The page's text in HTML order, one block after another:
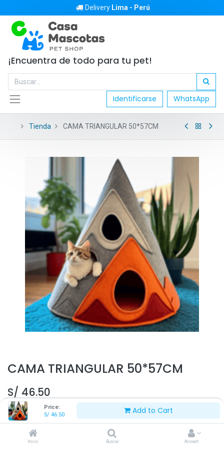
Price:
S/ 46.50 Add to Cart
Inicio Buscar Account
Delivery Lima - Perú
¡Encuentra de todo para tu pet!
Identificarse WhatsApp
Tienda CAMA TRIANGULAR 50*57CM
CAMA TRIANGULAR 50*57CM
S/ 46.50